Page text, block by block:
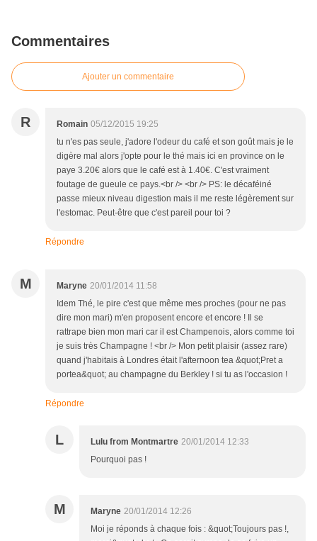
Commentaires
Ajouter un commentaire
R Romain 05/12/2015 19:25
tu n'es pas seule, j'adore l'odeur du café et son goût mais je le
digère mal alors j'opte pour le thé mais ici en province on le
paye 3.20€ alors que le café est à 1.40€. C'est vraiment
foutage de gueule ce pays.<br /> <br /> PS: le décaféiné
passe mieux niveau digestion mais il me reste légèrement sur
l'estomac. Peut-être que c'est pareil pour toi ?
Répondre
M Maryne 20/01/2014 11:58
Idem Thé, le pire c'est que même mes proches (pour ne pas
dire mon mari) m'en proposent encore et encore ! Il se
rattrape bien mon mari car il est Champenois, alors comme toi
je suis très Champagne ! <br /> Mon petit plaisir (assez rare)
quand j'habitais à Londres était l'afternoon tea &quot;Pret a
portea&quot; au champagne du Berkley ! si tu as l'occasion !
Répondre
L Lulu from Montmartre 20/01/2014 12:33
Pourquoi pas !
M Maryne 20/01/2014 12:26
Moi je réponds à chaque fois : &quot;Toujours pas !,